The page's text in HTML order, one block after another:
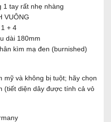
1 tay rất nhẹ nhàng
VUÔNG
+ 4
dài 180mm
kìm mạ đen (burnished)
mỹ và không bị tuột; hãy chọn
(tiết diện dây được tính cả vỏ